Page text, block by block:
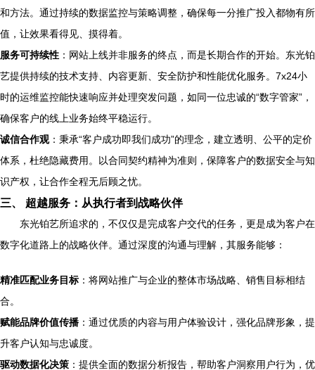
和方法。通过持续的数据监控与策略调整，确保每一分推广投入都物有所
值，让效果看得见、摸得着。
服务可持续性 ：网站上线并非服务的终点，而是长期合作的开始。东光铂
艺提供持续的技术支持、内容更新、安全防护和性能优化服务。7x24小
时的运维监控能快速响应并处理突发问题，如同一位忠诚的“数字管家”，
确保客户的线上业务始终平稳运行。
诚信合作观：秉承“客户成功即我们成功”的理念，建立透明、公平的定价
体系，杜绝隐藏费用。以合同契约精神为准则，保障客户的数据安全与知
识产权，让合作全程无后顾之忧。
三、 超越服务：从执行者到战略伙伴
东光铂艺所追求的，不仅仅是完成客户交代的任务，更是成为客户在
数字化道路上的战略伙伴。通过深度的沟通与理解，其服务能够：
精准匹配业务目标 ：将网站推广与企业的整体市场战略、销售目标相结
合。
赋能品牌价值传播 ：通过优质的内容与用户体验设计，强化品牌形象，提
升客户认知与忠诚度。
驱动数据化决策 ：提供全面的数据分析报告，帮助客户洞察用户行为，优